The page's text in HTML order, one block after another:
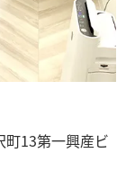
1­3第一興産ビ